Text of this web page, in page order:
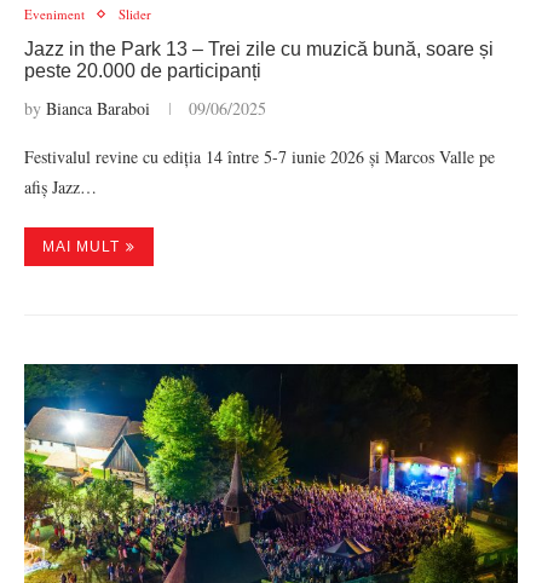
Eveniment Slider
Jazz in the Park 13 – Trei zile cu muzică bună, soare și
peste 20.000 de participanți
by Bianca Baraboi 09/06/2025
Festivalul revine cu ediția 14 între 5-7 iunie 2026 și Marcos Valle pe
afiș Jazz…
MAI MULT